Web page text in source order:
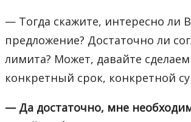
— Тогда скажите, интересно ли
предложение? Достаточно ли
лимита? Может, давайте
конкретный срок, конкретной
— Да достаточно, мне